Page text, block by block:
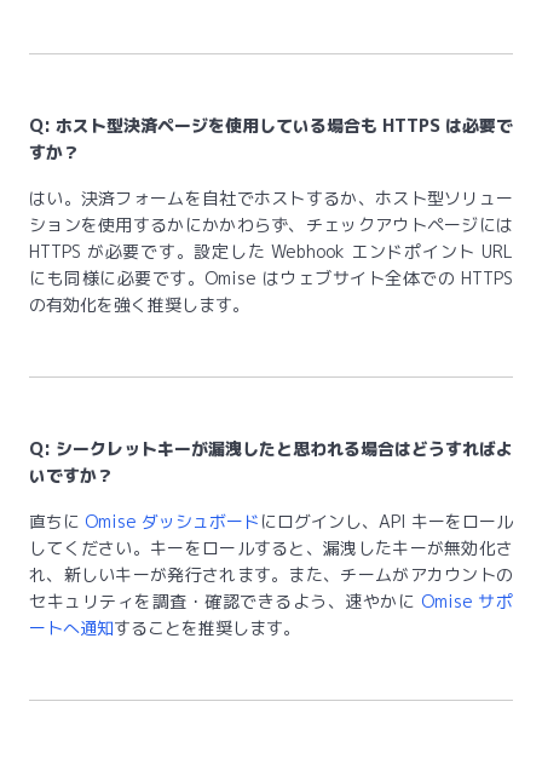
Q: ホスト型決済ページを使用している場合も HTTPS は必要で
すか？
はい。決済フォームを自社でホストするか、ホスト型ソリュー
ションを使用するかにかかわらず、チェックアウトページには
HTTPS が必要です。設定した Webhook エンドポイント URL
にも同様に必要です。Omise はウェブサイト全体での HTTPS
の有効化を強く推奨します。
Q: シークレットキーが漏洩したと思われる場合はどうすればよ
いですか？
直ちに Omise ダッシュボード にログインし、API キーをロール
してください。キーをロールすると、漏洩したキーが無効化さ
れ、新しいキーが発行されます。また、チームがアカウントの
セキュリティを調査・確認できるよう、速やかに Omise サポ
ートへ通知することを推奨します。